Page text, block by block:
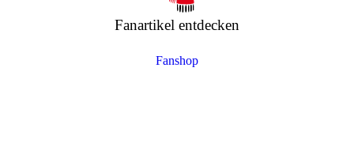
Fanartikel entdecken
Fanshop